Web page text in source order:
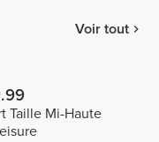
Voir tout
Taille Mi-Haute